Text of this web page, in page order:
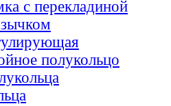
с перекладиной
полукольцо